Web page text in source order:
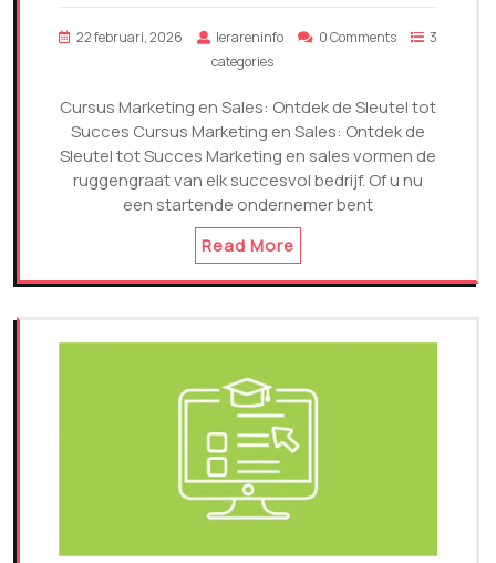
22 februari, 2026 lerareninfo 0 Comments
3
categories
Cursus Marketing en Sales: Ontdek de Sleutel tot
Succes Cursus Marketing en Sales: Ontdek de
Sleutel tot Succes Marketing en sales vormen de
ruggengraat van elk succesvol bedrijf. Of u nu
een startende ondernemer bent
Read More